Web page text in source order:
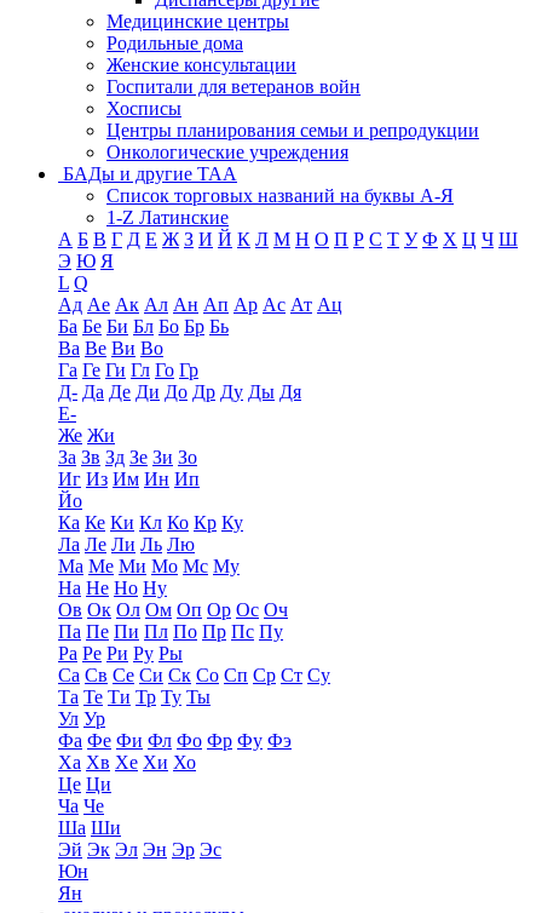
Медицинские центры
Родильные дома
Женские консультации
Госпитали для ветеранов войн
Хосписы
Центры планирования семьи и репродукции
Онкологические учреждения
БАДы и другие ТАА
Список торговых названий на буквы А-Я
1-Z Латинские
А Б В Г Д Е Ж З И Й К Л М Н О П Р С Т У Ф Х Ц Ч Ш
Э Ю Я
L Q
Ад Ае Ак Ал Ан Ап Ар Ас Ат Ац
Ба Бе Би Бл Бо Бр Бь
Ва Ве Ви Во
Га Ге Ги Гл Го Гр
Д- Да Де Ди До Др Ду Ды Дя
Е-
Же Жи
За Зв Зд Зе Зи Зо
Иг Из Им Ин Ип
Йо
Ка Ке Ки Кл Ко Кр Ку
Ла Ле Ли Ль Лю
Ма Ме Ми Мо Мс Му
На Не Но Ну
Ов Ок Ол Ом Оп Ор Ос Оч
Па Пе Пи Пл По Пр Пс Пу
Ра Ре Ри Ру Ры
Са Св Се Си Ск Со Сп Ср Ст Су
Та Те Ти Тр Ту Ты
Ул Ур
Фа Фе Фи Фл Фо Фр Фу Фэ
Ха Хв Хе Хи Хо
Це Ци
Ча Че
Ша Ши
Эй Эк Эл Эн Эр Эс
Юн
Ян